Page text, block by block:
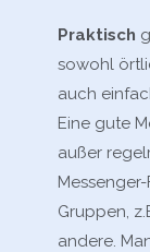
Praktisch
sowohl
auch
Eine gute
außer
Gruppen,
andere.